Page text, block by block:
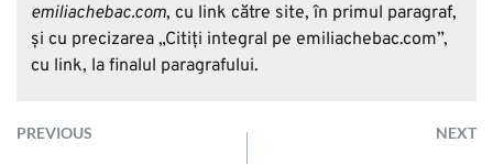
emiliachebac.com, cu link către site, în primul paragraf,
și cu precizarea „Citiţi integral pe emiliachebac.com”,
cu link, la finalul paragrafului.
PREVIOUS NEXT